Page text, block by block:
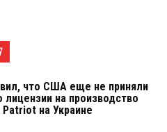
что США еще не приняли
на производство
на Украине